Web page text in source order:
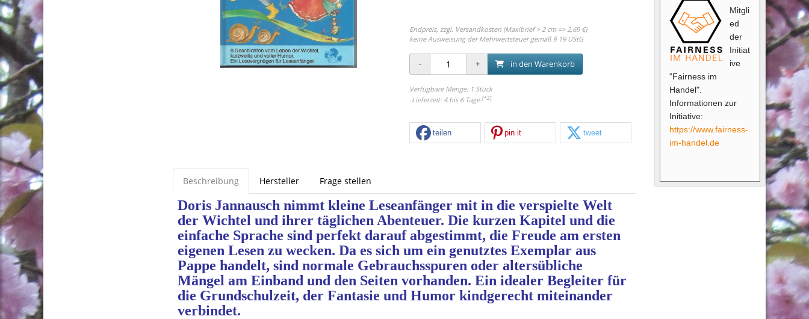
Endpreis, zzgl. Versandkosten (Maxibrief > 2 cm => 2,69 €)
keine Ausweisung der Mehrwertsteuer gemäß § 19 UStG
in den Warenkorb
Verfügbare Menge: 1 Stück
Lieferzeit: 4 bis 6 Tage [*2]
teilen pin it tweet
Beschreibung Hersteller Frage stellen
Doris Jannausch nimmt kleine Leseanfänger mit in die verspielte Welt
der Wichtel und ihrer täglichen Abenteuer. Die kurzen Kapitel und die
einfache Sprache sind perfekt darauf abgestimmt, die Freude am ersten
eigenen Lesen zu wecken. Da es sich um ein genutztes Exemplar aus
Pappe handelt, sind normale Gebrauchsspuren oder altersübliche
Mängel am Einband und den Seiten vorhanden. Ein idealer Begleiter für
die Grundschulzeit, der Fantasie und Humor kindgerecht miteinander
verbindet.
Mitgli
ed
der
Initiat
ive
"Fairness im
Handel".
Informationen zur
Initiative:
https://www.fairness-
im-handel.de